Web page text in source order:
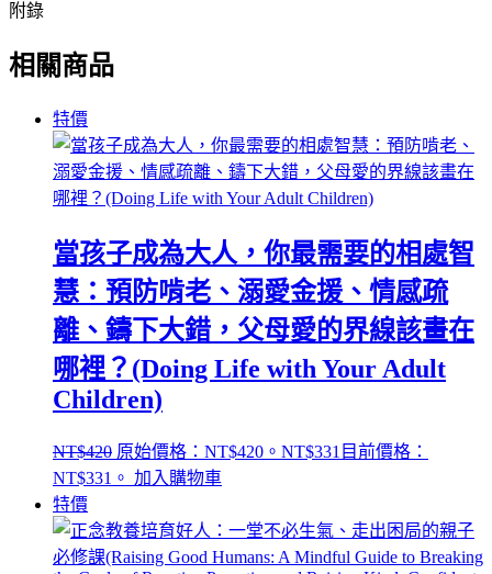
附錄
相關商品
特價
當孩子成為大人，你最需要的相處智
慧：預防啃老、溺愛金援、情感疏
離、鑄下大錯，父母愛的界線該畫在
哪裡？(Doing Life with Your Adult
Children)
NT$420 原始價格：NT$420。 NT$331 目前價格：
NT$331。 加入購物車
特價